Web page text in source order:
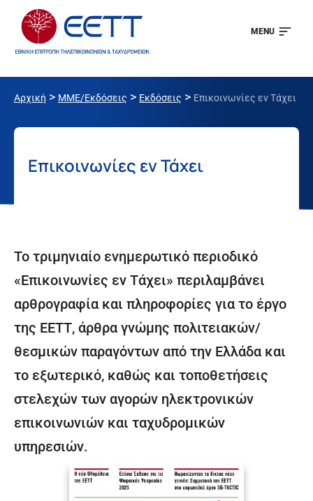
MENU
Αρχική > ΜΜΕ/Εκδόσεις > Εκδόσεις > Επικοινωνίες εν Τάχει
Επικοινωνίες εν Τάχει
Το τριμηνιαίο ενημερωτικό περιοδικό
«Επικοινωνίες εν Τάχει» περιλαμβάνει
αρθρογραφία και πληροφορίες για το έργο
της ΕΕΤΤ, άρθρα γνώμης πολιτειακών/
θεσμικών παραγόντων από την Ελλάδα και
το εξωτερικό, καθώς και τοποθετήσεις
στελεχών των αγορών ηλεκτρονικών
επικοινωνιών και ταχυδρομικών
υπηρεσιών.